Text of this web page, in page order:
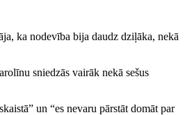
ka nodevība bija daudz dziļāka, nekā
sniedzās vairāk nekā sešus
un “es nevaru pārstāt domāt par